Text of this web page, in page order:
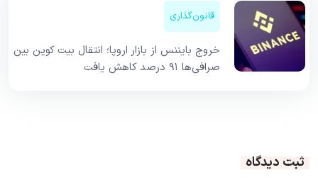
قانون‌گذاری
خروج بایننس از بازار اروپا؛ انتقال بیت کوین بین
صرافی‌ها ۹۱ درصد کاهش یافت
ثبت دیدگاه